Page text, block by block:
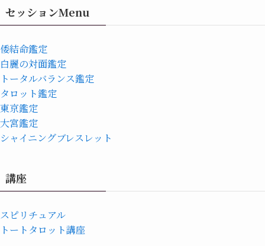
セッションMenu
倭結命鑑定
白麗の対面鑑定
トータルバランス鑑定
タロット鑑定
東京鑑定
大宮鑑定
シャイニングブレスレット
講座
スピリチュアル
トートタロット講座